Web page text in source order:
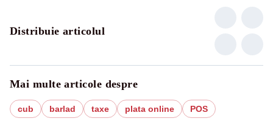
Distribuie articolul
Mai multe articole despre
cub barlad taxe plata online POS